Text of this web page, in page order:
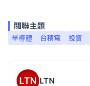
關聯主題
半導體 台積電 投資
LTN